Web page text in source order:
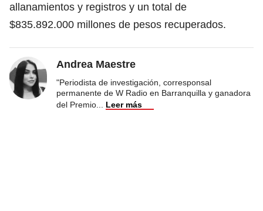
allanamientos y registros y un total de
$835.892.000 millones de pesos recuperados.
Andrea Maestre
"Periodista de investigación, corresponsal
permanente de W Radio en Barranquilla y ganadora
del Premio
Leer más